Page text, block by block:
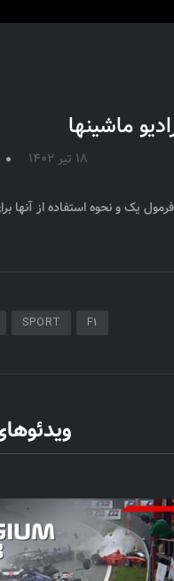
18 تیر 1402
یک و نحوه استفاده از آنها
SPORT F1